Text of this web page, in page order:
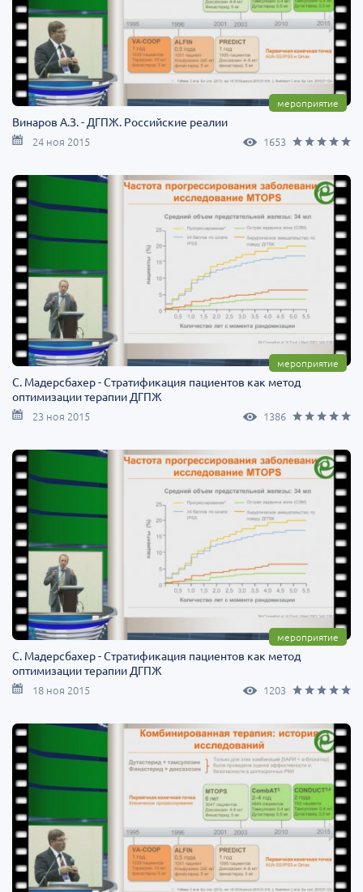
мероприятие
Винаров А.З. - ДГПЖ. Российские реалии
24 ноя 2015 1653
мероприятие
С. Мадерсбахер - Стратификация пациентов как метод
оптимизации терапии ДГПЖ
23 ноя 2015 1386
мероприятие
С. Мадерсбахер - Стратификация пациентов как метод
оптимизации терапии ДГПЖ
18 ноя 2015 1203